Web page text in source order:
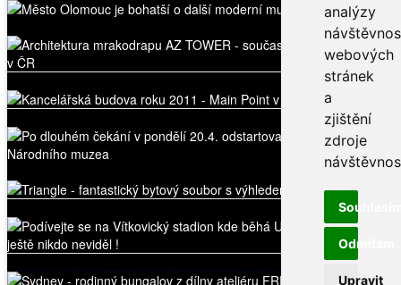
analýzy
webových
stránek
a
zjištění
zdroje
Odmítám
Upravit